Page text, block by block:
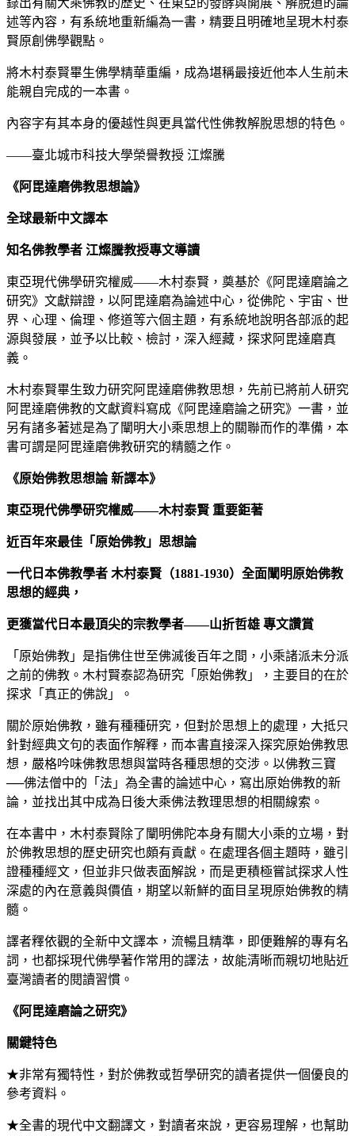
述等內容，有系統地重新編為一書，精要且明確地呈現木村泰
賢原創佛學觀點。
將木村泰賢畢生佛學精華重編，成為堪稱最接近他本人生前未
能親自完成的一本書。
內容字有其本身的優越性與更具當代性佛教解脫思想的特色。
——臺北城市科技大學榮譽教授 江燦騰
《阿毘達磨佛教思想論》
全球最新中文譯本
知名佛教學者 江燦騰教授專文導讀
東亞現代佛學研究權威——木村泰賢，奠基於《阿毘達磨論之
研究》文獻辯證，以阿毘達磨為論述中心，從佛陀、宇宙、世
界、心理、倫理、修道等六個主題，有系統地說明各部派的起
源與發展，並予以比較、檢討，深入經藏，探求阿毘達磨真
義。
木村泰賢畢生致力研究阿毘達磨佛教思想，先前已將前人研究
阿毘達磨佛教的文獻資料寫成《阿毘達磨論之研究》一書，並
另有諸多著述是為了闡明大小乘思想上的關聯而作的準備，本
書可謂是阿毘達磨佛教研究的精髓之作。
《原始佛教思想論 新譯本》
東亞現代佛學研究權威——木村泰賢 重要鉅著
近百年來最佳「原始佛教」思想論
一代日本佛教學者 木村泰賢（1881-1930）全面闡明原始佛教
思想的經典，
更獲當代日本最頂尖的宗教學者——山折哲雄 專文讚賞
「原始佛教」是指佛住世至佛滅後百年之間，小乘諸派未分派
之前的佛教。木村賢泰認為研究「原始佛教」，主要目的在於
探求「真正的佛說」。
關於原始佛教，雖有種種研究，但對於思想上的處理，大抵只
針對經典文句的表面作解釋，而本書直接深入探究原始佛教思
想，嚴格吟味佛教思想與當時各種思想的交涉。以佛教三寶
──佛法僧中的「法」為全書的論述中心，寫出原始佛教的新
論，並找出其中成為日後大乘佛法教理思想的相關線索。
在本書中，木村泰賢除了闡明佛陀本身有關大小乘的立場，對
於佛教思想的歷史研究也頗有貢獻。在處理各個主題時，雖引
證種種經文，但並非只做表面解說，而是更積極嘗試探求人性
深處的內在意義與價值，期望以新鮮的面目呈現原始佛教的精
髓。
譯者釋依觀的全新中文譯本，流暢且精準，即便難解的專有名
詞，也都採現代佛學著作常用的譯法，故能清晰而親切地貼近
臺灣讀者的閱讀習慣。
《阿毘達磨論之研究》
關鍵特色
★非常有獨特性，對於佛教或哲學研究的讀者提供一個優良的
參考資料。
★全書的現代中文翻譯文，對讀者來說，更容易理解，也幫助